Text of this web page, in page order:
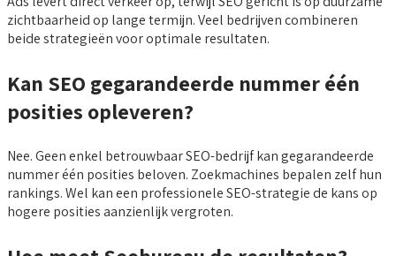
zichtbaarheid op lange termijn. Veel bedrijven combineren
beide strategieën voor optimale resultaten.
Kan SEO gegarandeerde nummer één
posities opleveren?
Nee. Geen enkel betrouwbaar SEO-bedrijf kan gegarandeerde
nummer één posities beloven. Zoekmachines bepalen zelf hun
rankings. Wel kan een professionele SEO-strategie de kans op
hogere posities aanzienlijk vergroten.